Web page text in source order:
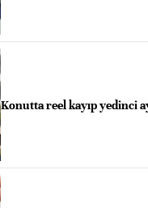
Konutta reel kayıp yedinci